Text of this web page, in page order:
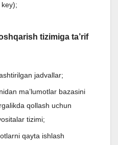
tizimiga ta’rif
jadvallar;
ma’lumotlar bazasini
qollash uchun
tizimi;
qayta ishlash